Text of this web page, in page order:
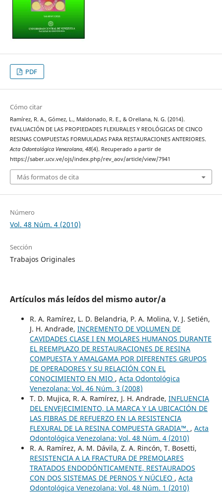
PDF
Cómo citar
Ramírez, R. A., Gómez, L., Maldonado, R. E., & Orellana, N. G. (2014).
EVALUACIÓN DE LAS PROPIEDADES FLEXURALES Y REOLÓGICAS DE CINCO
RESINAS COMPUESTAS FORMULADAS PARA RESTAURACIONES ANTERIORES.
Acta Odontológica Venezolana, 48(4). Recuperado a partir de
https://saber.ucv.ve/ojs/index.php/rev_aov/article/view/7941
Más formatos de cita
Número
Vol. 48 Núm. 4 (2010)
Sección
Trabajos Originales
Artículos más leídos del mismo autor/a
R. A. Ramírez, L. D. Belandria, P. A. Molina, V. J. Setién,
J. H. Andrade, INCREMENTO DE VOLUMEN DE
CAVIDADES CLASE I EN MOLARES HUMANOS DURANTE
EL REEMPLAZO DE RESTAURACIONES DE RESINA
COMPUESTA Y AMALGAMA POR DIFERENTES GRUPOS
DE OPERADORES Y SU RELACIÓN CON EL
CONOCIMIENTO EN MIO , Acta Odontológica
Venezolana: Vol. 46 Núm. 3 (2008)
T. D. Mujica, R. A. Ramírez, J. H. Andrade, INFLUENCIA
DEL ENVEJECIMIENTO, LA MARCA Y LA UBICACIÓN DE
LAS FIBRAS DE REFUERZO EN LA RESISTENCIA
FLEXURAL DE LA RESINA COMPUESTA GRADIA™. , Acta
Odontológica Venezolana: Vol. 48 Núm. 4 (2010)
R. A. Ramírez, A. M. Dávila, Z. A. Rincón, T. Bosetti,
RESISTENCIA A LA FRACTURA DE PREMOLARES
TRATADOS ENDODÓNTICAMENTE, RESTAURADOS
CON DOS SISTEMAS DE PERNOS Y NÚCLEO , Acta
Odontológica Venezolana: Vol. 48 Núm. 1 (2010)